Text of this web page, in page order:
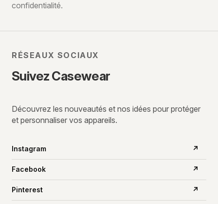
mail
confidentialité.
RÉSEAUX SOCIAUX
Suivez Casewear
Découvrez les nouveautés et nos idées pour protéger
et personnaliser vos appareils.
Instagram ↗
Facebook ↗
Pinterest ↗